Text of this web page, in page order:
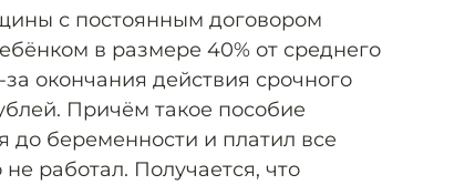
с постоянным договором
в размере 40% от среднего
окончания действия срочного
Причём такое пособие
до беременности и платил все
работал. Получается, что